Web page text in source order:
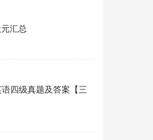
汇总
四级真题及答案【三